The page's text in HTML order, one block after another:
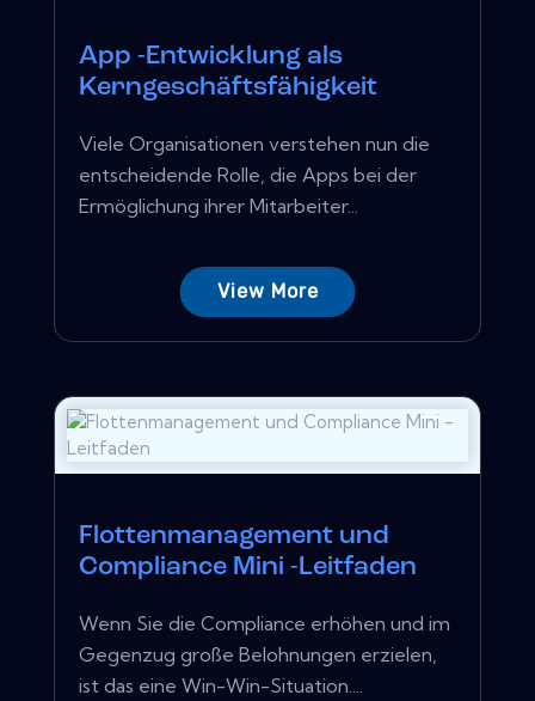
App -Entwicklung als
Kerngeschäftsfähigkeit
Viele Organisationen verstehen nun die
entscheidende Rolle, die Apps bei der
Ermöglichung ihrer Mitarbeiter...
View More
Flottenmanagement und
Compliance Mini -Leitfaden
Wenn Sie die Compliance erhöhen und im
Gegenzug große Belohnungen erzielen,
ist das eine Win-Win-Situation....